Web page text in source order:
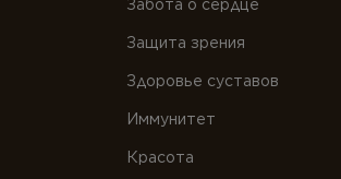
Забота о сердце
Защита зрения
Здоровье суставов
Иммунитет
Красота